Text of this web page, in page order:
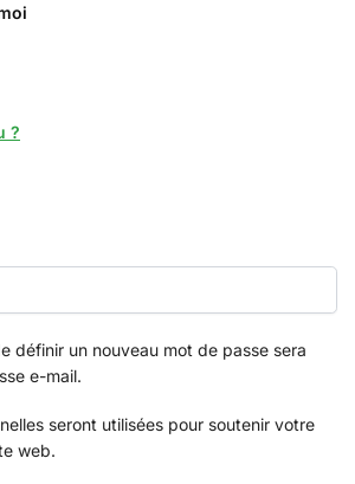
?
définir un nouveau mot de passe sera
e-mail.
seront utilisées pour soutenir votre
web.